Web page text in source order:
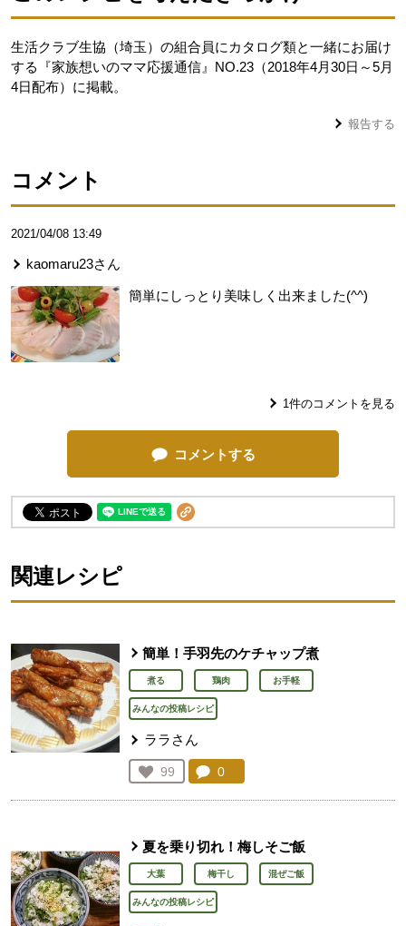
生活クラブ生協（埼玉）の組合員にカタログ類と一緒にお届け
する『家族想いのママ応援通信』NO.23（2018年4月30日～5月
4日配布）に掲載。
報告する
コメント
2021/04/08 13:49
kaomaru23さん
簡単にしっとり美味しく出来ました(^^)
1件のコメントを見る
コメントする
関連レシピ
簡単！手羽先のケチャップ煮
煮る 鶏肉 お手軽
みんなの投稿レシピ
ララさん
お気に入り登録：
99
人が登録
コメント：
0
夏を乗り切れ！梅しそご飯
大葉 梅干し 混ぜご飯
みんなの投稿レシピ